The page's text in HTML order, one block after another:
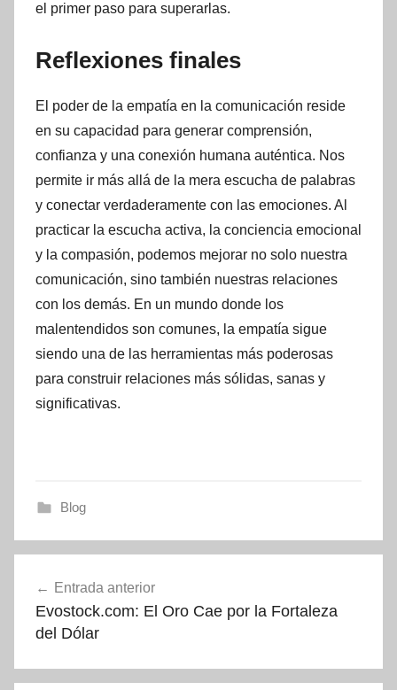
el primer paso para superarlas.
Reflexiones finales
El poder de la empatía en la comunicación reside
en su capacidad para generar comprensión,
confianza y una conexión humana auténtica. Nos
permite ir más allá de la mera escucha de palabras
y conectar verdaderamente con las emociones. Al
practicar la escucha activa, la conciencia emocional
y la compasión, podemos mejorar no solo nuestra
comunicación, sino también nuestras relaciones
con los demás. En un mundo donde los
malentendidos son comunes, la empatía sigue
siendo una de las herramientas más poderosas
para construir relaciones más sólidas, sanas y
significativas.
Blog
de
entradas
Entrada anterior
Evostock.com: El Oro Cae por la Fortaleza
del Dólar